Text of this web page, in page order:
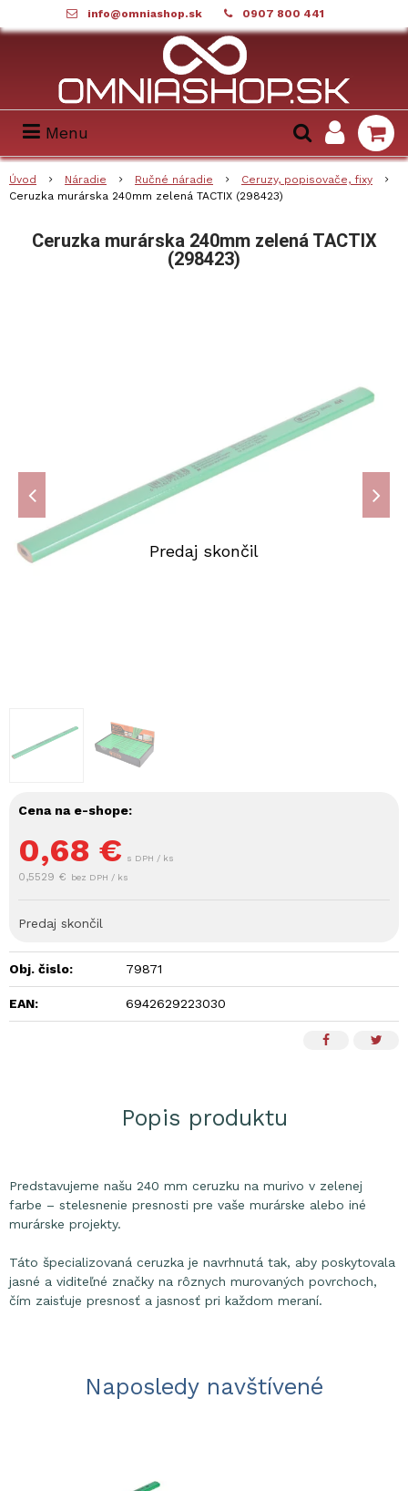
info@omniashop.sk 0907 800 441
Menu
Úvod Náradie Ručné náradie
Ceruzy, popisovače, fixy
Ceruzka murárska 240mm zelená TACTIX (298423)
Ceruzka murárska 240mm zelená TACTIX
(298423)
Cena na e-shope:
0,68 € s DPH / ks
0,5529 € bez DPH / ks
Predaj skončil
Obj. čislo: 79871
EAN: 6942629223030
Popis produktu
Predstavujeme našu 240 mm ceruzku na murivo v zelenej
farbe – stelesnenie presnosti pre vaše murárske alebo iné
murárske projekty.
Táto špecializovaná ceruzka je navrhnutá tak, aby poskytovala
jasné a viditeľné značky na rôznych murovaných povrchoch,
čím zaisťuje presnosť a jasnosť pri každom meraní.
Naposledy navštívené